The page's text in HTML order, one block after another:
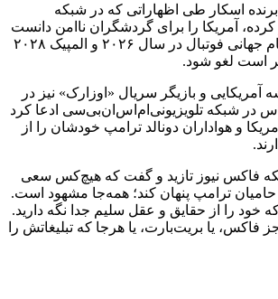
برنده اسکار طی اظهاراتی که در شبکه
آمریکا را برای گردشگران ناامن دانست
و نوشت: برگزاری جام جهانی فوتبال در سال ۲۰۲۶ و المپیک ۲۰۲۸
است لغو شود.
آمریکایی و بازیگر سریال «اوزارک» نیز در
در شبکه تلویزیونی‌ام‌اس‌ان‌بی‌سی ادعا کرد
و هواداران دونالد ترامپ خودشان را از
فاکس نیوز تازید و گفت که هیچ‌کس سعی
ترامپ پنهان کند؛ همه‌جا مشهود است.
خود را از حقایق و عقل سلیم جدا نگه دارید.
فاکس، یا بریت‌بارت، یا هرجا که تبلیغاتش را